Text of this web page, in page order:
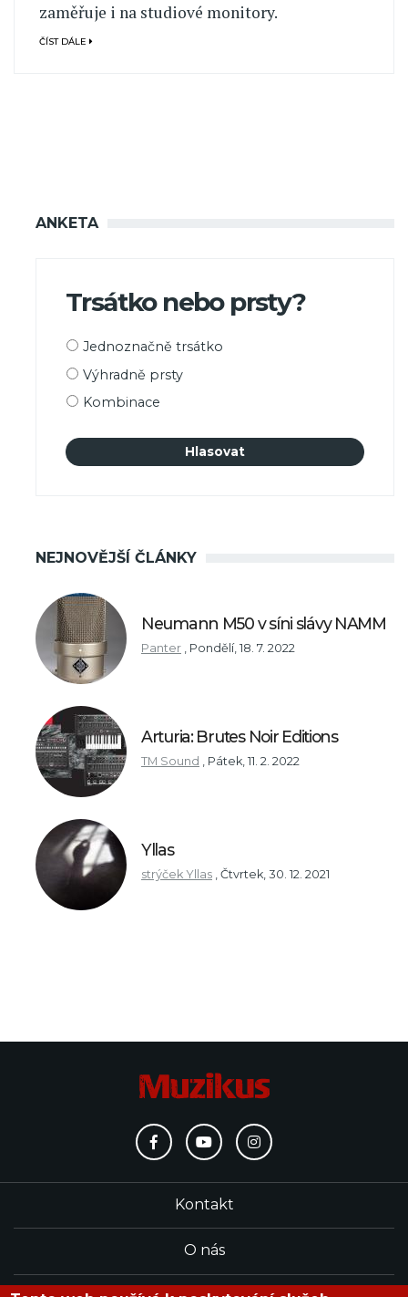
zaměřuje i na studiové monitory.
ČÍST DÁLE
ANKETA
Trsátko nebo prsty?
Možnosti
Jednoznačně trsátko
Výhradně prsty
Kombinace
NEJNOVĚJŠÍ ČLÁNKY
Neumann M50 v síni slávy NAMM
Panter , Pondělí, 18. 7. 2022
Arturia: Brutes Noir Editions
TM Sound , Pátek, 11. 2. 2022
Yllas
strýček Yllas , Čtvrtek, 30. 12. 2021
Kontakt
O nás